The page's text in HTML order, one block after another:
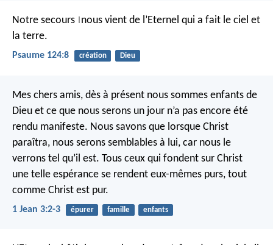
Notre secours nous vient de l’Eternel qui a fait le ciel et
la terre.
Psaume 124:8 création Dieu
Mes chers amis, dès à présent nous sommes enfants de
Dieu et ce que nous serons un jour n’a pas encore été
rendu manifeste. Nous savons que lorsque Christ
paraîtra, nous serons semblables à lui, car nous le
verrons tel qu’il est. Tous ceux qui fondent sur Christ
une telle espérance se rendent eux-mêmes purs, tout
comme Christ est pur.
1 Jean 3:2-3 épurer famille enfants